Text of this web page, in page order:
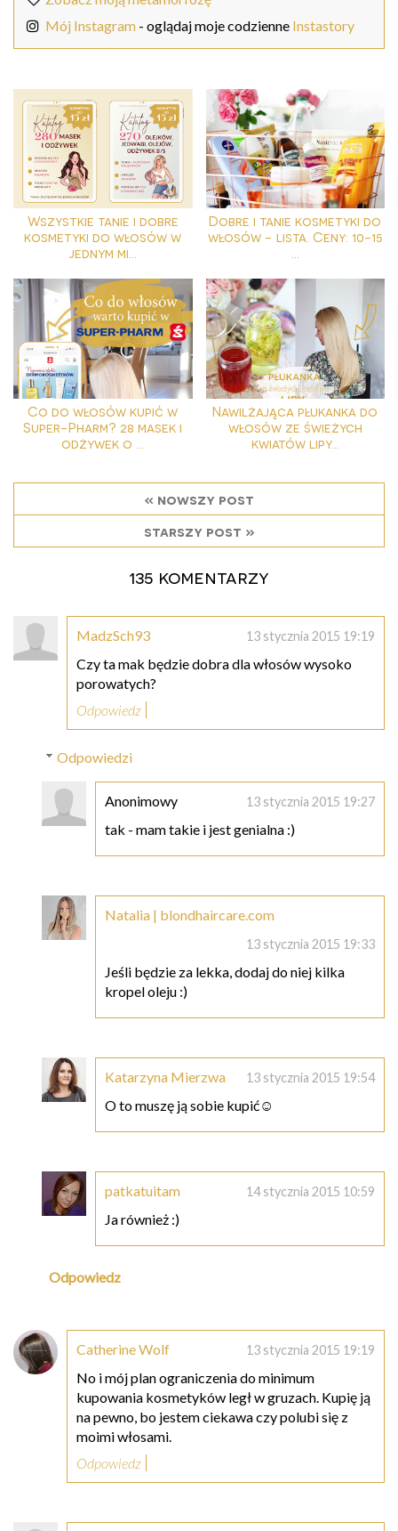
Mój Instagram - oglądaj moje codzienne Instastory
Wszystkie tanie i dobre
kosmetyki do włosów w
jednym mi...
Dobre i tanie kosmetyki do
włosów - lista. Ceny: 10-15
Co do włosów kupić w
Super-Pharm? 28 masek i
odżywek o ...
Nawilżająca płukanka do
włosów ze świeżych
kwiatów lipy...
« nowszy post
starszy post »
135 komentarzy
MadzSch93 13 stycznia 2015 19:19
Czy ta mak będzie dobra dla włosów wysoko
porowatych?
Odpowiedz
Odpowiedzi
Anonimowy 13 stycznia 2015 19:27
tak - mam takie i jest genialna :)
Natalia | blondhaircare.com
13 stycznia 2015 19:33
Jeśli będzie za lekka, dodaj do niej kilka
kropel oleju :)
Katarzyna Mierzwa 13 stycznia 2015 19:54
O to muszę ją sobie kupić☺
patkatuitam 14 stycznia 2015 10:59
Ja również :)
Odpowiedz
Catherine Wolf 13 stycznia 2015 19:19
No i mój plan ograniczenia do minimum
kupowania kosmetyków legł w gruzach. Kupię ją
na pewno, bo jestem ciekawa czy polubi się z
moimi włosami.
Odpowiedz